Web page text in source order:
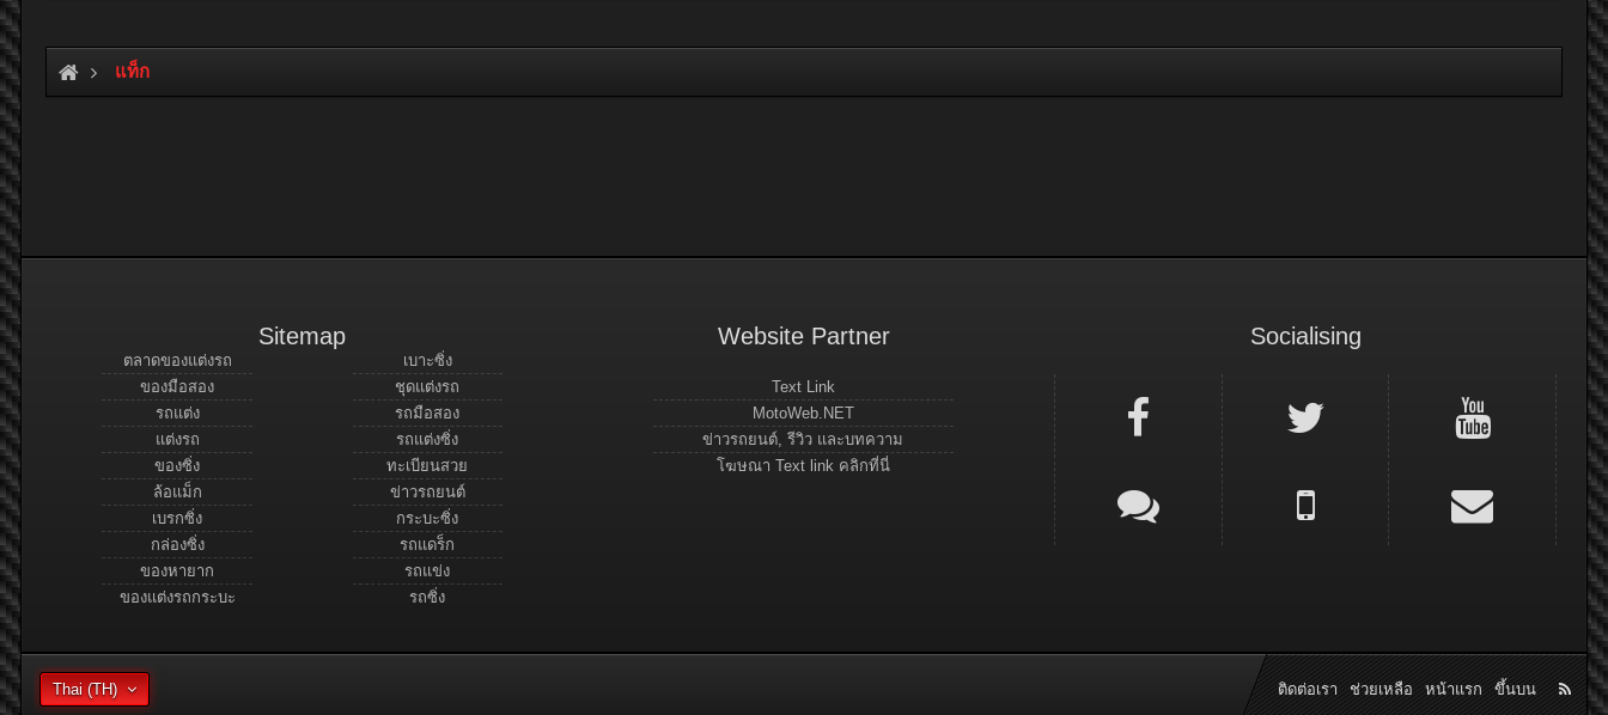
แท็ก
Sitemap
ตลาดของแต่งรถ
ของมือสอง
รถแต่ง
แต่งรถ
ของซิ่ง
ล้อแม็ก
เบรกซิ่ง
กล่องซิ่ง
ของหายาก
ของแต่งรถกระบะ
เบาะซิ่ง
ชุดแต่งรถ
รถมือสอง
รถแต่งซิ่ง
ทะเบียนสวย
ข่าวรถยนต์
กระบะซิ่ง
รถแดร็ก
รถแข่ง
รถซิ่ง
Website Partner
Text Link
MotoWeb.NET
ข่าวรถยนต์, รีวิว และบทความ
โฆษณา Text link คลิกที่นี่
Socialising
Thai (TH) ติดต่อเรา ช่วยเหลือ หน้าแรก ขึ้นบน